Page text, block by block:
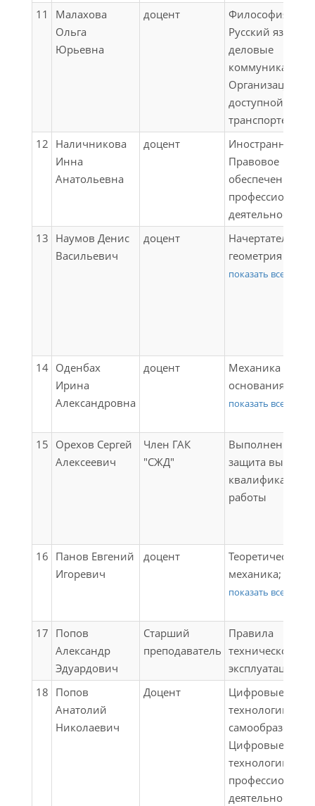
Компьютерное
моделирование
среде конечно-
элементного
анализа;
практика
работа)
работы
11
Малахова
Ольга
Юрьевна
доцент
Философия;
Русский язык и
деловые
коммуникации;
Организация
доступной
транспорте
12 Наличникова
Инна
Анатольевна
доцент
Иностранный
Правовое
обеспечение
деятельности
13 Наумов Денис
Васильевич
доцент
Начертательная
геометрия и
компьютерная
гидрология;
Методы и
принципы
дефектоскопии;
Системы
менеджмента
транспорте;
Управление
надежностью и
пути
показать все
14 Оденбах
Ирина
Александровна
доцент
Механика
основания и
фундаменты;
проектирование
Содержание
и тоннелей;
Бесстыковой
сложных
природных
условиях;
пути;
Технология и
организация
ремонтов пути;
Выполнение и
защита
работы
показать все
15 Орехов Сергей
Алексеевич
Член ГАК
"СЖД"
Выполнение и
защита
работы
16 Панов Евгений
Игоревич
доцент
Теоретическая
механика;
Сопротивление
Строительные
материалы;
защита
работы
показать все
17 Попов
Александр
Эдуардович
Старший
преподаватель
Правила
технической
эксплуатации
18 Попов
Анатолий
Николаевич
Доцент
Цифровые
технологии
Цифровые
технологии в
деятельности;